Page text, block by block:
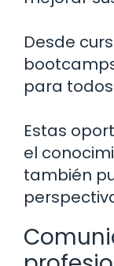
Desde
para
Estas
el
también